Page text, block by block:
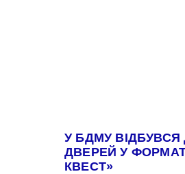
У БДМУ ВІДБУВСЯ
ДВЕРЕЙ У
КВЕСТ»